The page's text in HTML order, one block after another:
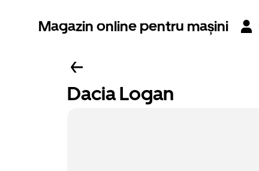
Magazin online pentru mașini
Dacia Logan